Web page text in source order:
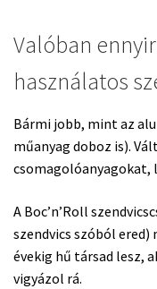
Valóban
használatos
Bármi jobb, mint az
műanyag doboz is).
csomagolóanyagokat,
A Boc’n’Roll
szendvics szóból
évekig hű társad lesz,
vigyázol rá.